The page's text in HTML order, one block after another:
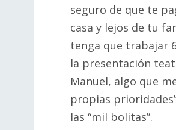
seguro de que te
casa y lejos de tu
tenga que trabajar
la presentación
Manuel, algo que
propias
las “mil bolitas”.